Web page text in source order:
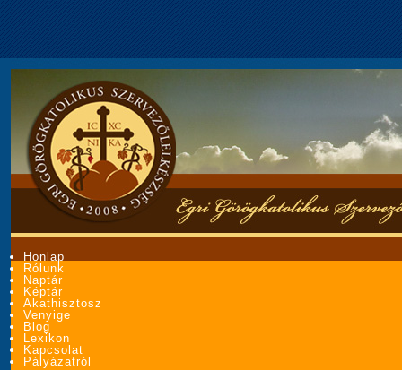
Honlap
Rólunk
Naptár
Képtár
Akathisztosz
Venyige
Blog
Lexikon
Kapcsolat
Pályázatról